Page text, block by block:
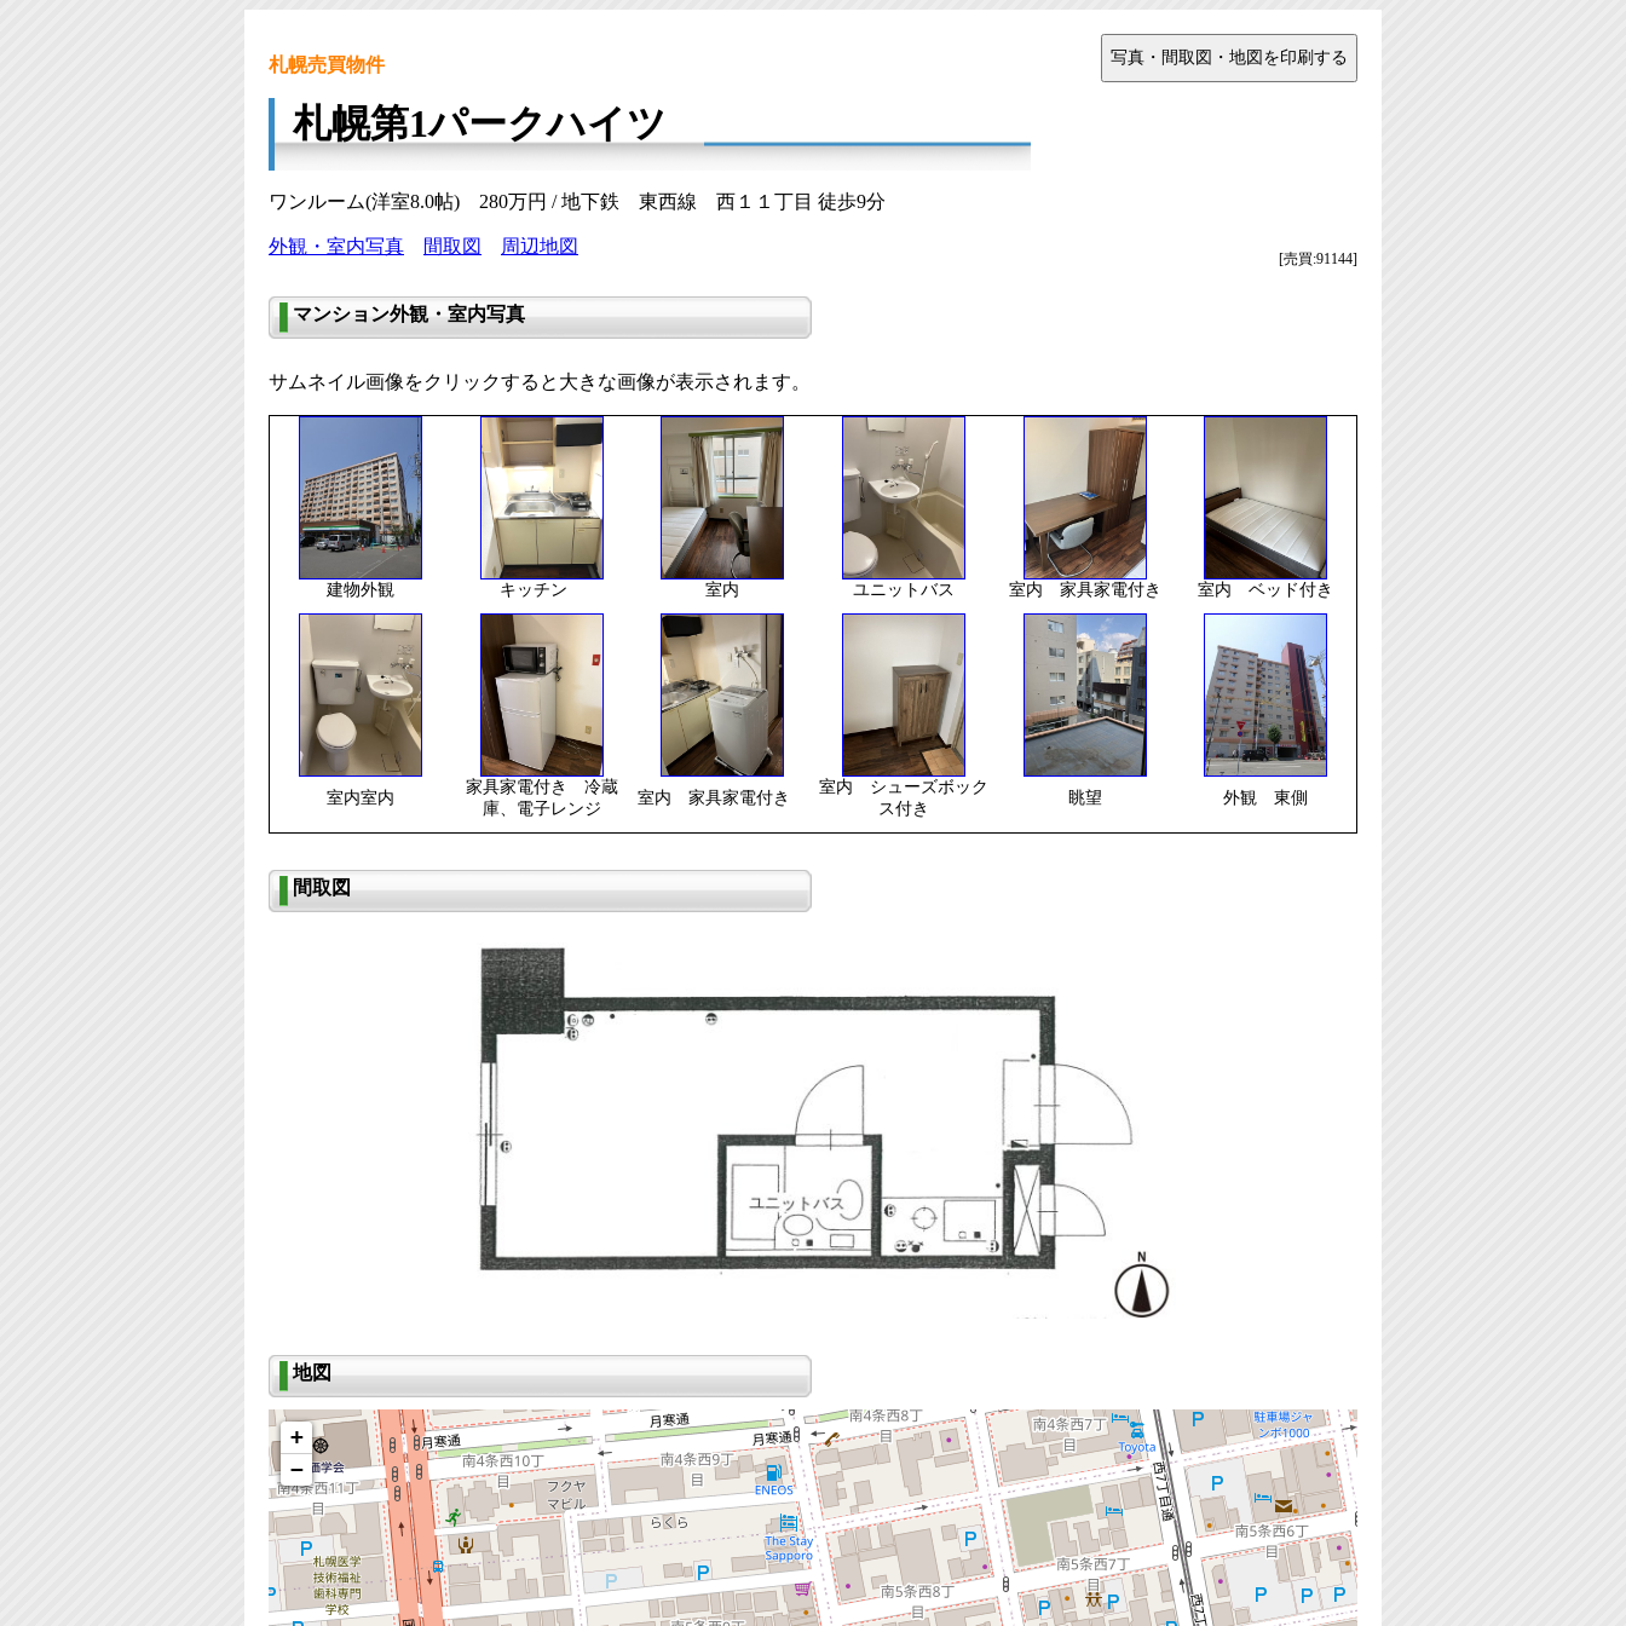
札幌売買物件
札幌第1パークハイツ
ワンルーム(洋室8.0帖) 280万円 / 地下鉄 東西線 西１１丁目 徒歩9分
[売買:91144]
外観・室内写真 間取図 周辺地図
マンション外観・室内写真
サムネイル画像をクリックすると大きな画像が表示されます。
建物外観 キッチン 室内 ユニットバス 室内 家具家電付き 室内 ベッド付き
室内室内
家具家電付き 冷蔵
庫、電子レンジ
室内 家具家電付き
室内 シューズボック
ス付き
眺望 外観 東側
間取図
地図
読み込み中...
+
−